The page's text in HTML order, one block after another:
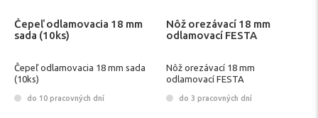
Čepeľ odlamovacia 18 mm
sada (10ks)
Čepeľ odlamovacia 18 mm sada
(10ks)
do 10 pracovných dní
Nôž orezávací 18 mm
odlamovací FESTA
Nôž orezávací 18 mm
odlamovací FESTA
do 3 pracovných dní